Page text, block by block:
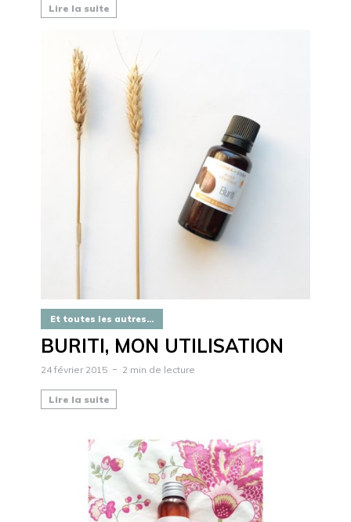
Lire la suite
Et toutes les autres...
BURITI, MON UTILISATION
24 février 2015 2 min de lecture
Lire la suite